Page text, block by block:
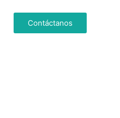
Contáctanos